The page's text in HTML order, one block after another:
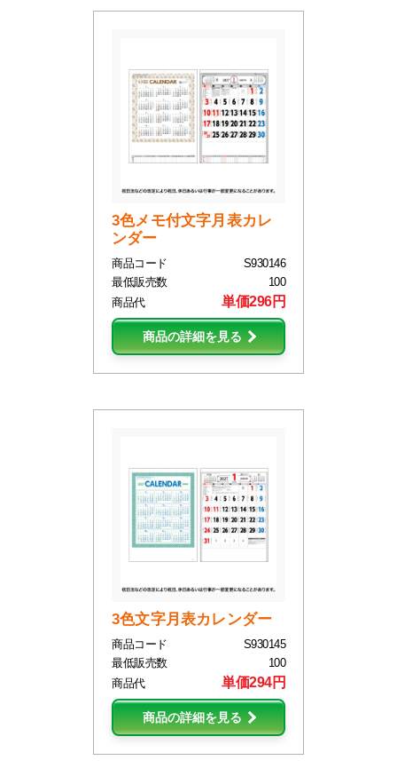
3色メモ付文字月表カレ
ンダー
商品コード
S930146
最低販売数
100
商品代
単価296円
商品の詳細を見る
3色文字月表カレンダー
商品コード
S930145
最低販売数
100
商品代
単価294円
商品の詳細を見る